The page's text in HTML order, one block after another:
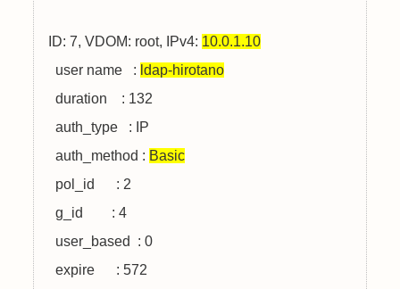
ID: 7, VDOM: root, IPv4: 10.0.1.10
  user name   :
ldap-hirotano
  duration    : 132
  auth_type   : IP
  auth_method :
Basic
  pol_id      : 2
  g_id        : 4
  user_based  : 0
  expire      : 572